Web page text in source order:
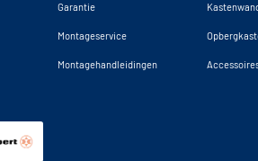
Garantie
Montageservice
Montagehandleidingen